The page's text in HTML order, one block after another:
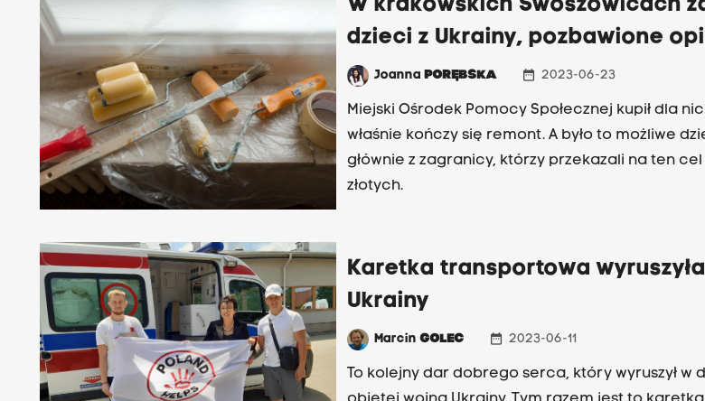
W krakowskich Swoszowicach
dzieci z Ukrainy, pozbawione
JoannaPORĘBSKA date_range 2023-06-23
Miejski Ośrodek Pomocy Społecznej kupił dla
właśnie kończy się remont. A było to możliwe
głównie z zagranicy, którzy przekazali na ten cel
złotych.
Karetka transportowa
Ukrainy
MarcinGOLEC date_range 2023-06-11
To kolejny dar dobrego serca, który wyruszył w